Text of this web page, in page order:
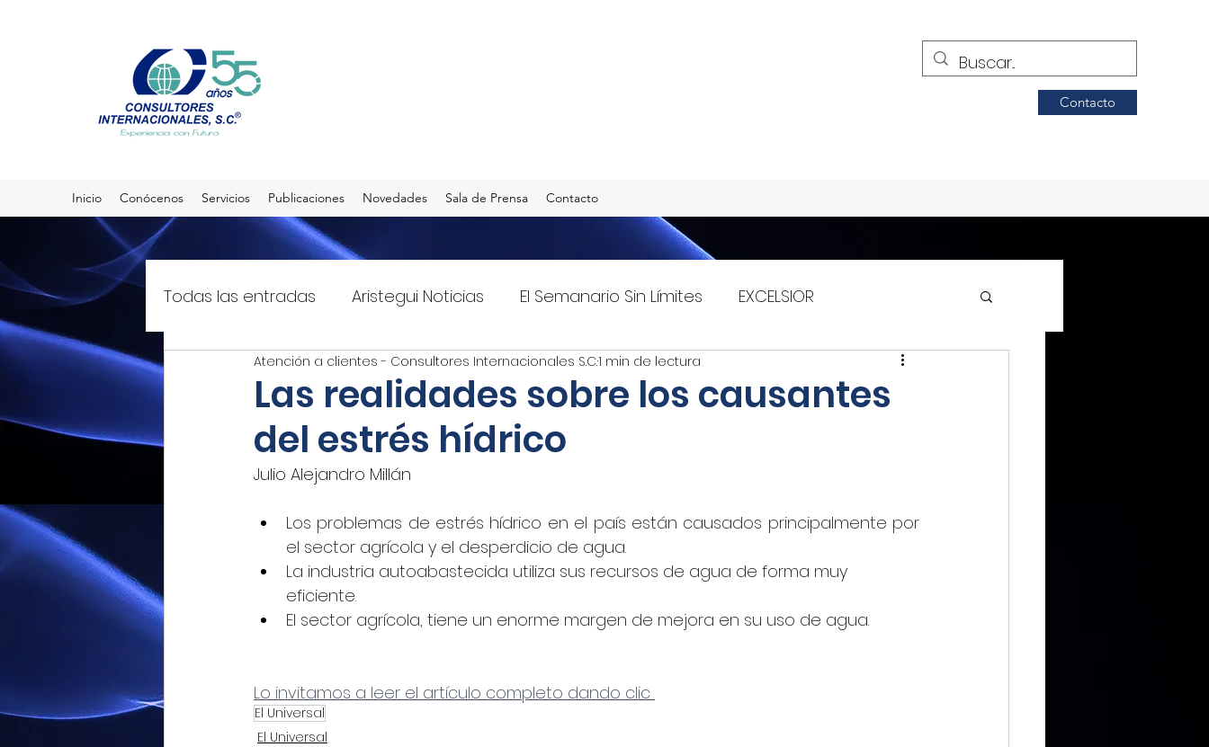
Contacto
Inicio Conócenos Servicios Publicaciones Novedades Sala de Prensa Contacto
Todas las entradas Aristegui Noticias El Semanario Sin Límites EXCELSIOR
El Sol de México T21mx Imagen Radio 90.5 F.M. INFO TRANSPORTES Siglo de Torreón
Mexicoxport Enfoque Noticias - Audio CNN Español
CNEC Revista Consultoría La Jornada CANACAR DINERO EN IMAGEN IMMX DIARIO
Siempre! Presencia de México Shafaqna El Sol de Puebla EL FINANCIERO
Revista Industria Digital Concamin
Las realidades sobre los causantes
del estrés hídrico
Atención a clientes - Consultores Internacionales S.C.1 min de lectura
Julio Alejandro Millán
Los problemas de estrés hídrico en el país están causados principalmente por
el sector agrícola y el desperdicio de agua.
La industria autoabastecida utiliza sus recursos de agua de forma muy
eficiente.
El sector agrícola, tiene un enorme margen de mejora en su uso de agua.
Lo invitamos a leer el artículo completo dando clic
El Universal
El Universal